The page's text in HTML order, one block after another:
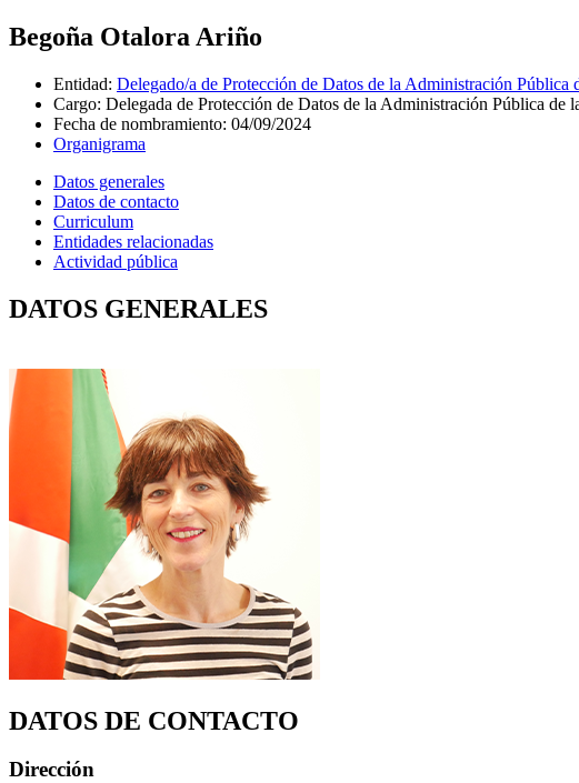
Begoña Otalora Ariño
Entidad: Delegado/a de Protección de Datos de la Administración
Cargo: Delegada de Protección de Datos de la Administración Pública de
Fecha de nombramiento: 04/09/2024
Organigrama
Datos generales
Datos de contacto
Curriculum
Entidades relacionadas
Actividad pública
DATOS GENERALES
DATOS DE CONTACTO
Dirección